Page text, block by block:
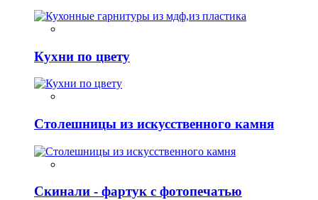
Кухни по цвету
Столешницы из искусственного камня
Скинали - фартук с фотопечатью